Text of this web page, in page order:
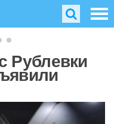
Рублевки